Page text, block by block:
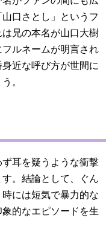
口さとし」というフ
兄の本名が山口大樹
ルネームが明言され
近な呼び方が世間に
。
耳を疑うような衝撃
。結論として、ぐん
には短気で暴力的な
的なエピソードを生